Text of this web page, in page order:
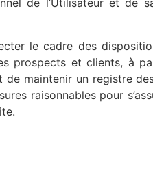
de l’Utilisateur et de
le cadre des
prospects et clients, à
maintenir un registre
raisonnables pour